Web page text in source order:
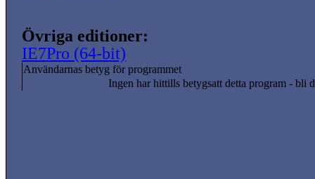
Övriga editioner:
IE7Pro (64-bit)
Användarnas betyg för programmet
Ingen har hittills betygsatt detta program - bli